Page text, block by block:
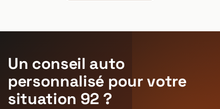
Un conseil auto
personnalisé pour votre
situation 92 ?